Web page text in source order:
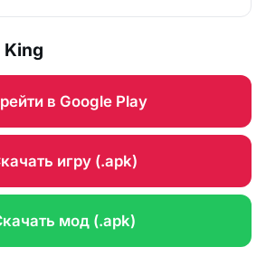
King
в Google Play
игру (.apk)
мод (.apk)